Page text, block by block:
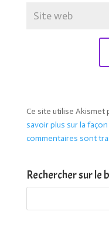
Ce site utilise Akismet
savoir plus sur la
commentaires sont
Rechercher sur le